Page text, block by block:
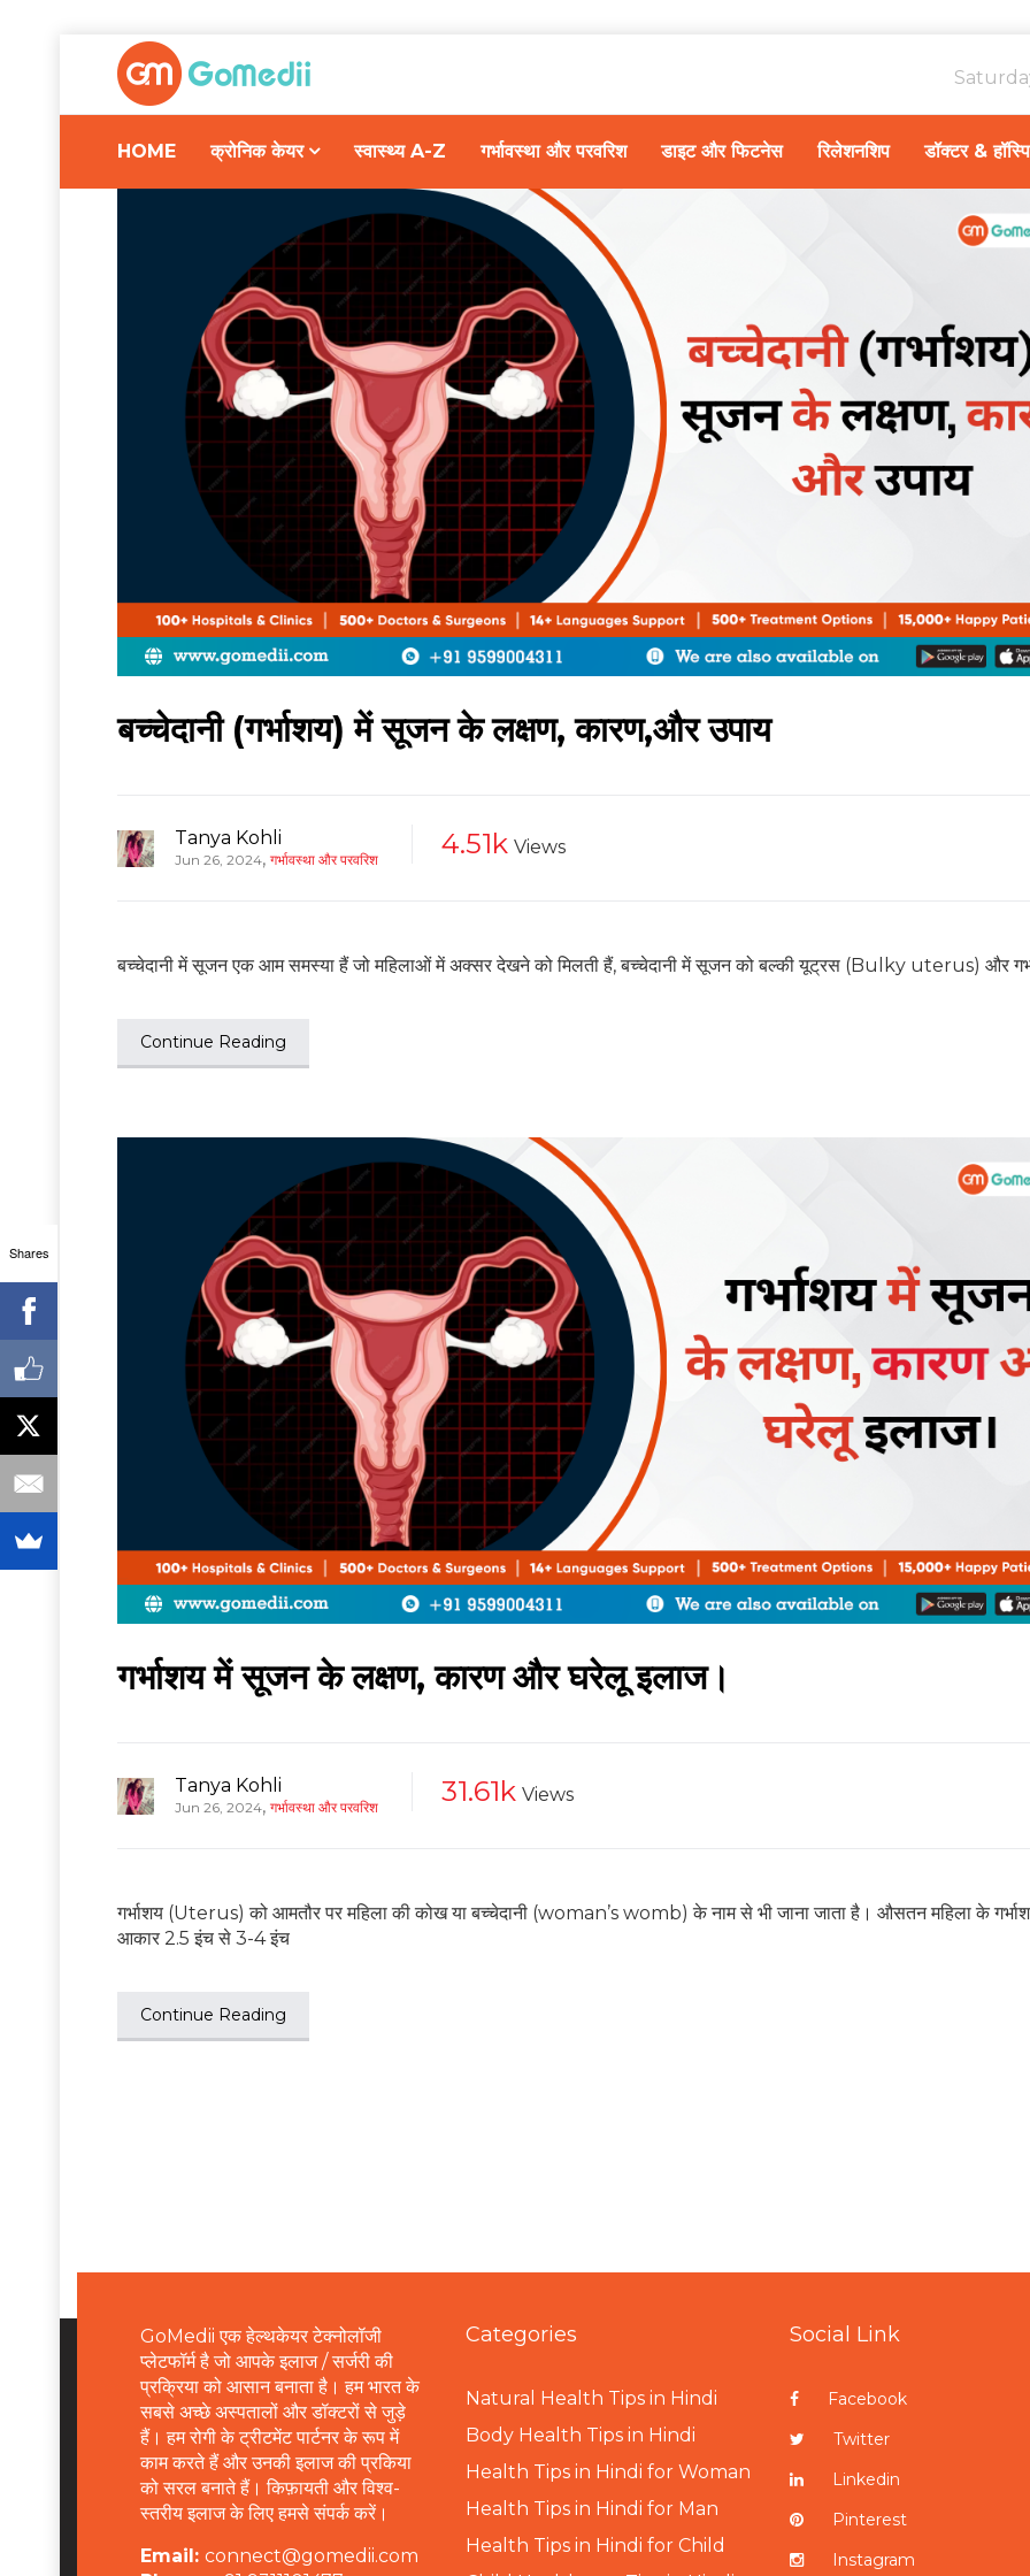
HOME क्रोनिक केयर स्वास्थ्य A-Z गर्भावस्था और परवरिश डाइट और फिटनेस रिलेशनशिप डॉक्टर &
बच्चेदानी (गर्भाशय) में सूजन के लक्षण, कारण,और उपाय
Tanya Kohli
Jun 26, 2024, गर्भावस्था और परवरिश 4.51k Views
बच्चेदानी में सूजन एक आम समस्या हैं जो महिलाओं में अक्सर देखने को मिलती हैं, बच्चेदानी में सूजन को बल्की यूट्रस (Bulky uterus) और
Continue Reading
गर्भाशय में सूजन के लक्षण, कारण और घरेलू इलाज।
Tanya Kohli
Jun 26, 2024, गर्भावस्था और परवरिश 31.61k Views
गर्भाशय (Uterus) को आमतौर पर महिला की कोख या बच्चेदानी (woman’s womb) के नाम से भी जाना जाता है। औसतन महिला के
आकार 2.5 इंच से 3-4 इंच
Continue Reading
GoMedii एक हेल्थकेयर टेक्नोलॉजी
प्लेटफॉर्म है जो आपके इलाज / सर्जरी की
प्रक्रिया को आसान बनाता है। हम भारत के
सबसे अच्छे अस्पतालों और डॉक्टरों से जुड़े
हैं। हम रोगी के ट्रीटमेंट पार्टनर के रूप में
काम करते हैं और उनकी इलाज की प्रकिया
को सरल बनाते हैं। किफ़ायती और विश्व-
स्तरीय इलाज के लिए हमसे संपर्क करें।
Email: connect@gomedii.com
Categories
Natural Health Tips in Hindi
Body Health Tips in Hindi
Health Tips in Hindi for Woman
Health Tips in Hindi for Man
Health Tips in Hindi for Child
Social Link
Facebook
Twitter
Linkedin
Pinterest
Instagram
Shares
हेल्थकेयर कम्युनिटी को
ज्वाइन करें
निचे बॉक्स में अपना ईमेल एंटर करें
और
स्वास्थ्य संबंधी जानकारी सबसे पहले
No Thanks